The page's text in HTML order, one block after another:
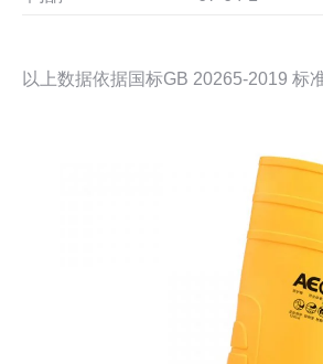
以上数据依据国标GB 20265-2019 标